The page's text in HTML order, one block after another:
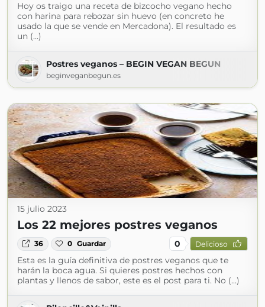
Hoy os traigo una receta de bizcocho vegano hecho
con harina para rebozar sin huevo (en concreto he
usado la que se vende en Mercadona). El resultado es
un (...)
Postres veganos – BEGIN VEGAN BEGUN
beginveganbegun.es
15 julio 2023
Los 22 mejores postres veganos
36 0 Guardar 0 Delicioso
Esta es la guía definitiva de postres veganos que te
harán la boca agua. Si quieres postres hechos con
plantas y llenos de sabor, este es el post para ti. No (...)